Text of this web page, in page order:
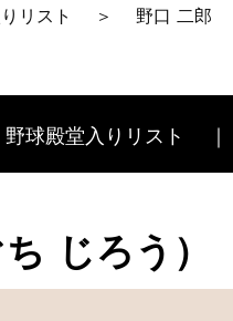
リスト 野口 二郎
野球殿堂入りリスト
じろう）